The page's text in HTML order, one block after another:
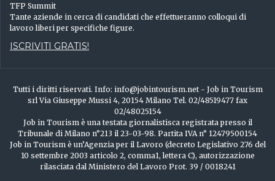
TFP Summit
Tante aziende in cerca di candidati che effettueranno colloqui di
lavoro liberi per specifiche figure.
ISCRIVITI GRATIS!
Tutti i diritti riservati. Info: info@jobintourism.net - Job in Tourism
srl Via Giuseppe Mussi 4, 20154 Milano Tel. 02/48519477 fax
02/48025154
Job in Tourism è una testata giornalistisca registrata presso il
Tribunale di Milano n°213 il 23-03-98. Partita IVA n° 12479500154
Job in Tourism è un’Agenzia per il Lavoro (decreto Legislativo 276 del
10 settembre 2003 articolo 2, comma1, lettera C), autorizzazione
rilasciata dal Ministero del Lavoro Prot. 39 / 0018241